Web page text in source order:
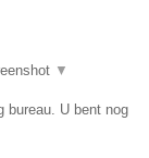
▼
bureau. U bent nog